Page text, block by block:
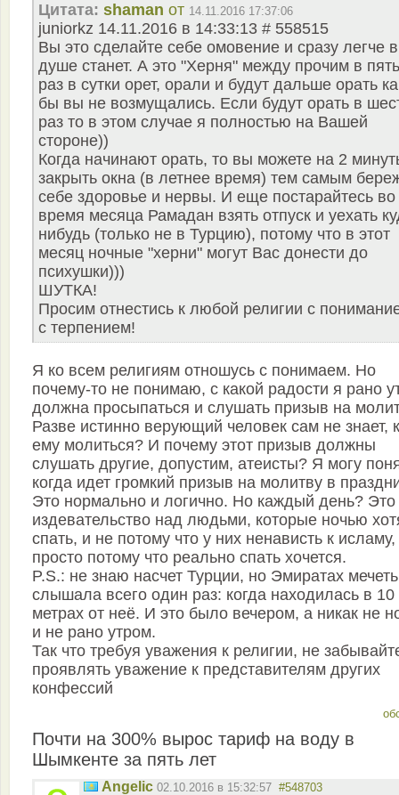
Цитата: shaman от 14.11.2016 17:37:06
juniorkz 14.11.2016 в 14:33:13 # 558515
Вы это сделайте себе омовение и сразу легче в
душе станет. А это "Херня" между прочим в пять
раз в сутки орет, орали и будут дальше орать
бы вы не возмущались. Если будут орать в
раз то в этом случае я полностью на Вашей
стороне))
Когда начинают орать, то вы можете на 2
закрыть окна (в летнее время) тем самым
себе здоровье и нервы. И еще постарайтесь во
время месяца Рамадан взять отпуск и уехать
нибудь (только не в Турцию), потому что в этот
месяц ночные "херни" могут Вас донести до
психушки)))
ШУТКА!
Просим отнестись к любой религии с
с терпением!
Я ко всем религиям отношусь с понимаем. Но
почему-то не понимаю, с какой радости я рано
должна просыпаться и слушать призыв на
Разве истинно верующий человек сам не знает,
ему молиться? И почему этот призыв должны
слушать другие, допустим, атеисты? Я могу
когда идет громкий призыв на молитву в
Это нормально и логично. Но каждый день? Это
издевательство над людьми, которые ночью
спать, и не потому что у них ненависть к исламу,
просто потому что реально спать хочется.
P.S.: не знаю насчет Турции, но Эмиратах мечеть
слышала всего один раз: когда находилась в 10
метрах от неё. И это было вечером, а никак не
и не рано утром.
Так что требуя уважения к религии, не
проявлять уважение к представителям других
конфессий
Почти на 300% вырос тариф на воду в
Шымкенте за пять лет
Angelic 02.10.2016 в 15:32:57 #548703